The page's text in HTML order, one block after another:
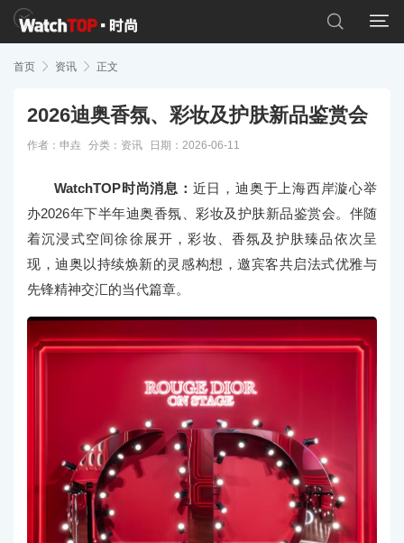


首页  资讯  正文
2026迪奥香氛、彩妆及护肤新品鉴赏会
作者：申垚 分类： 资讯 日期：2026-06-11
WatchTOP时尚消息： 近日，迪奥于上海西岸漩心举
办2026年下半年迪奥香氛、彩妆及护肤新品鉴赏会。伴随
着沉浸式空间徐徐展开，彩妆、香氛及护肤臻品依次呈
现，迪奥以持续焕新的灵感构想，邀宾客共启法式优雅与
先锋精神交汇的当代篇章。